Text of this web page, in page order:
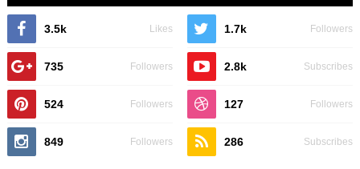
3.5k Likes 1.7k Followers
735 Followers 2.8k Subscribes
524 Followers 127 Followers
849 Followers 286 Subscribes